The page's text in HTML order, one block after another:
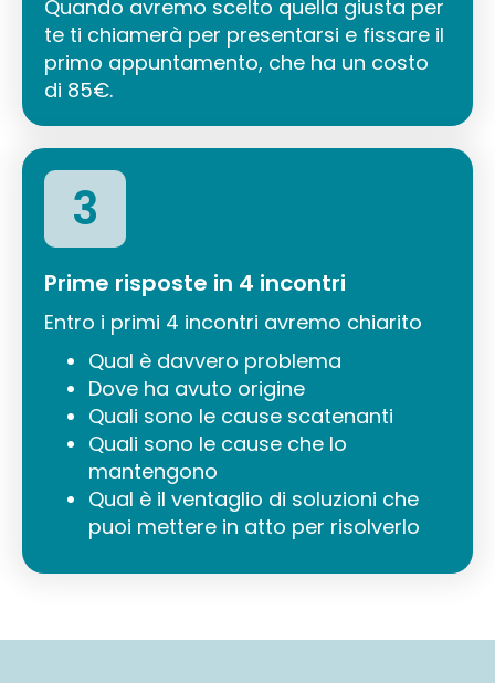
Quando avremo scelto quella giusta per
te ti chiamerà per presentarsi e fissare il
primo appuntamento, che ha un costo
di 85€.
3
Prime risposte in 4 incontri
Entro i primi 4 incontri avremo chiarito
Qual è davvero problema
Dove ha avuto origine
Quali sono le cause scatenanti
Quali sono le cause che lo
mantengono
Qual è il ventaglio di soluzioni che
puoi mettere in atto per risolverlo